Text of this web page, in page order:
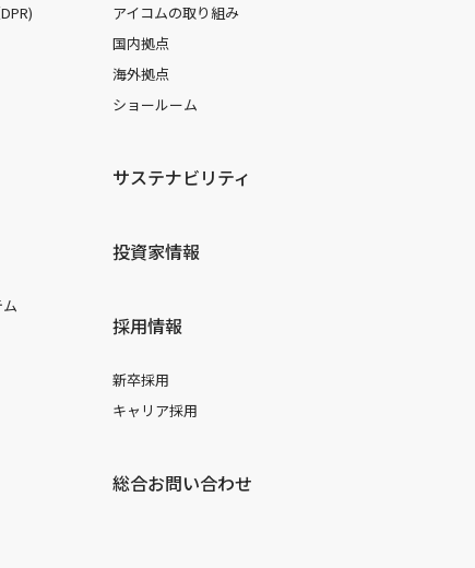
アイコムの取り組み
国内拠点
海外拠点
ショールーム
サステナビリティ
投資家情報
採用情報
新卒採用
キャリア採用
総合お問い合わせ